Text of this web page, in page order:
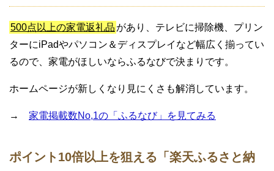
500点以上の家電返礼品 があり、テレビに掃除機、プリン
ターにiPadやパソコン＆ディスプレイなど幅広く揃ってい
るので、家電がほしいならふるなびで決まりです。
ホームページが新しくなり見にくさも解消しています。
→ 家電掲載数No,1の「ふるなび」を見てみる
ポイント10倍以上を狙える「楽天ふるさと納